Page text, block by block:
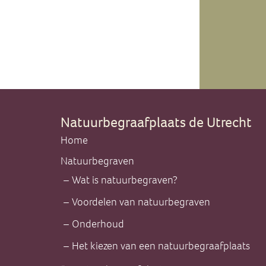
Natuurbegraafplaats de Utrecht
Home
Natuurbegraven
Wat is natuurbegraven?
Voordelen van natuurbegraven
Onderhoud
Het kiezen van een natuurbegraafplaats